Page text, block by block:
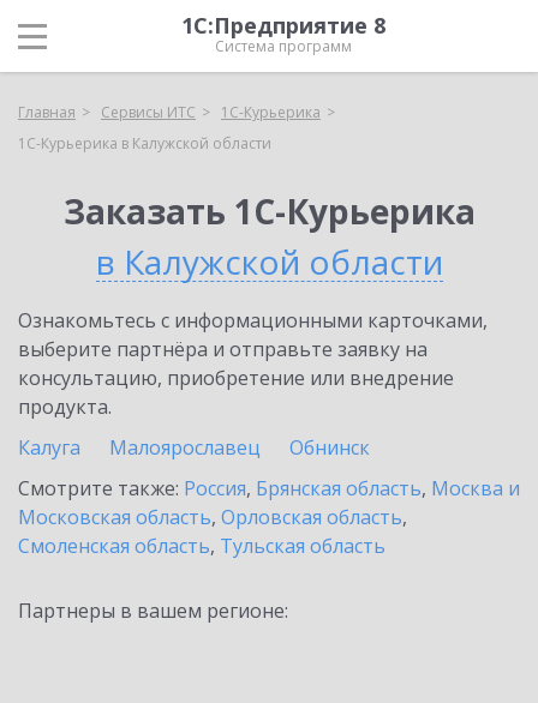
1С:Предприятие 8
Система программ
Главная Сервисы ИТС
1С-Курьерика
1С-Курьерика в Калужской области
Заказать 1С-Курьерика
в Калужской области
Ознакомьтесь с информационными карточками,
выберите партнёра и отправьте заявку на
консультацию, приобретение или внедрение
продукта.
Калуга
Малоярославец
Обнинск
Смотрите также: Россия, Брянская область, Москва и
Московская область, Орловская область,
Смоленская область, Тульская область
Партнеры в вашем регионе: